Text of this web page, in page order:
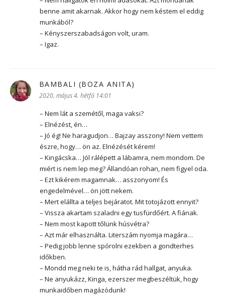
benne amit akarnak. Akkor hogy nem késtem el eddig
munkából?
– Kényszerszabadságon volt, uram.
– Igaz.
BAMBALI (BOZA ANITA)
2020. május 4. hétfő 14:01
– Nem lát a szemétől, maga vaksi?
– Elnézést, én…
– Jó ég! Ne haragudjon… Bajzay asszony! Nem vettem
észre, hogy… ön az. Elnézését kérem!
– Kingácska… Jól rálépett a lábamra, nem mondom. De
miért is nem lep meg? Állandóan rohan, nem figyel oda.
– Ezt kikérem magamnak… asszonyom! És
engedelmével… ön jött nekem.
– Mert elállta a teljes bejáratot. Mit totojázott ennyit?
– Vissza akartam szaladni egy tusfürdőért. A fiának.
– Nem most kapott tőlünk húsvétra?
– Azt már elhasználta. Literszám nyomja magára…
– Pedig jobb lenne spórolni ezekben a gondterhes
időkben.
– Mondd meg neki te is, hátha rád hallgat, anyuka.
– Ne anyukázz, Kinga, ezerszer megbeszéltük, hogy
munkaidőben magázódunk!